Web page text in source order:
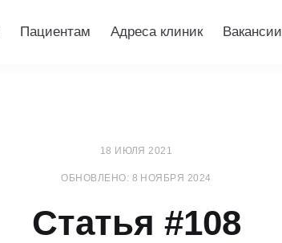
Пациентам Адреса клиник Вакансии
18 ИЮЛЯ 2021
ОБНОВЛЕНО: 8 НОЯБРЯ 2024
Статья #108